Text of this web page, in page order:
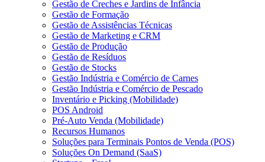
Gestão de Creches e Jardins de Infância
Gestão de Formação
Gestão de Assistências Técnicas
Gestão de Marketing e CRM
Gestão de Produção
Gestão de Resíduos
Gestão de Stocks
Gestão Indústria e Comércio de Carnes
Gestão Indústria e Comércio de Pescado
Inventário e Picking (Mobilidade)
POS Android
Pré-Auto Venda (Mobilidade)
Recursos Humanos
Soluções para Terminais Pontos de Venda (POS)
Soluções On Demand (SaaS)